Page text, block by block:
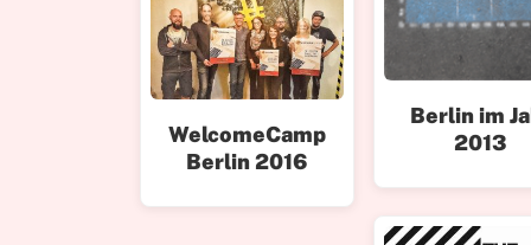
WelcomeCamp
Berlin 2016
Berlin im
2013